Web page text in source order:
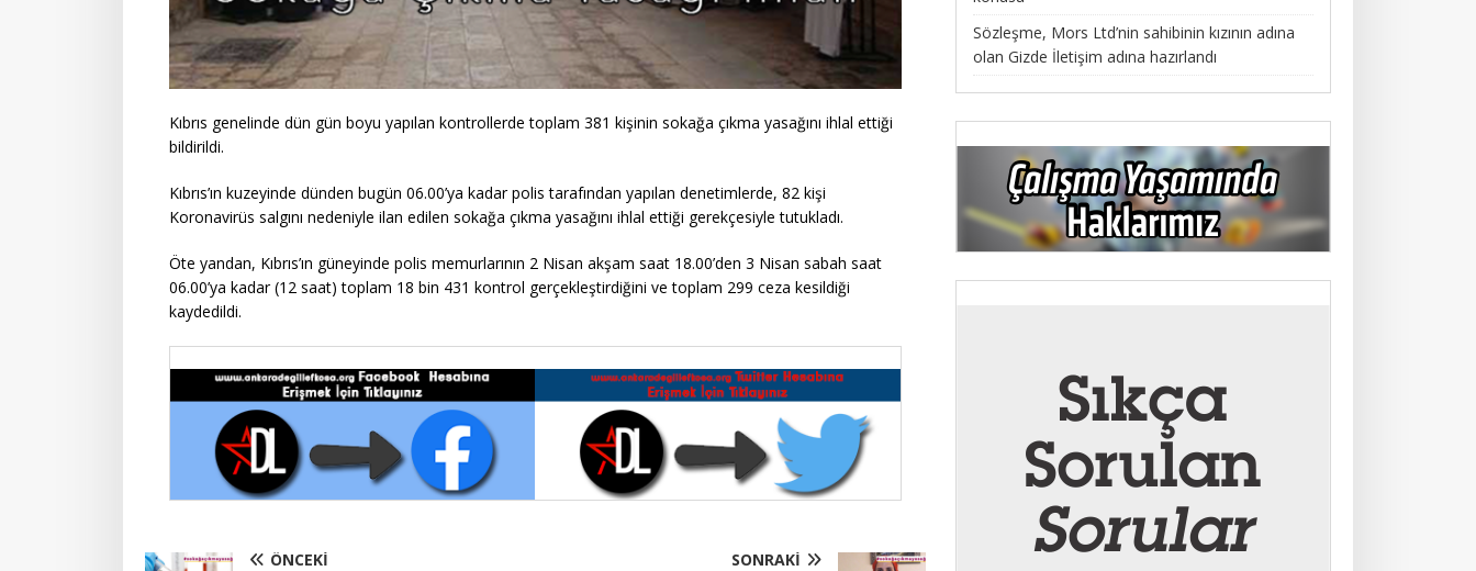
Kıbrıs genelinde dün gün boyu yapılan kontrollerde toplam 381 kişinin sokağa çıkma yasağını ihlal ettiği
bildirildi.
Kıbrıs’ın kuzeyinde dünden bugün 06.00’ya kadar polis tarafından yapılan denetimlerde, 82 kişi
Koronavirüs salgını nedeniyle ilan edilen sokağa çıkma yasağını ihlal ettiği gerekçesiyle tutukladı.
Öte yandan, Kıbrıs’ın güneyinde polis memurlarının 2 Nisan akşam saat 18.00’den 3 Nisan sabah saat
06.00’ya kadar (12 saat) toplam 18 bin 431 kontrol gerçekleştirdiğini ve toplam 299 ceza kesildiği
kaydedildi.
ÖNCEKI SONRAKI
Sözleşme, Mors Ltd’nin sahibinin kızının adına
olan Gizde İletişim adına hazırlandı